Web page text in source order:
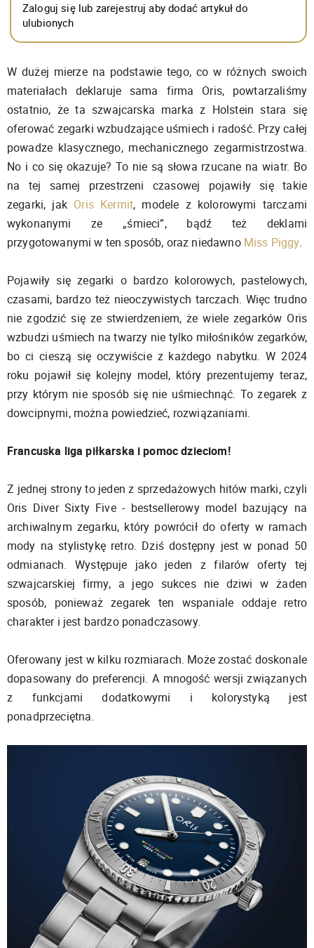
Zaloguj się lub zarejestruj aby dodać artykuł do
ulubionych
W dużej mierze na podstawie tego, co w różnych swoich
materiałach deklaruje sama firma Oris, powtarzaliśmy
ostatnio, że ta szwajcarska marka z Holstein stara się
oferować zegarki wzbudzające uśmiech i radość. Przy całej
powadze klasycznego, mechanicznego zegarmistrzostwa.
No i co się okazuje? To nie są słowa rzucane na wiatr. Bo
na tej samej przestrzeni czasowej pojawiły się takie
zegarki, jak Oris Kermit, modele z kolorowymi tarczami
wykonanymi ze „śmieci”, bądź też deklami
przygotowanymi w ten sposób, oraz niedawno Miss Piggy.
Pojawiły się zegarki o bardzo kolorowych, pastelowych,
czasami, bardzo też nieoczywistych tarczach. Więc trudno
nie zgodzić się ze stwierdzeniem, że wiele zegarków Oris
wzbudzi uśmiech na twarzy nie tylko miłośników zegarków,
bo ci cieszą się oczywiście z każdego nabytku. W 2024
roku pojawił się kolejny model, który prezentujemy teraz,
przy którym nie sposób się nie uśmiechnąć. To zegarek z
dowcipnymi, można powiedzieć, rozwiązaniami.
Francuska liga piłkarska i pomoc dzieciom!
Z jednej strony to jeden z sprzedażowych hitów marki, czyli
Oris Diver Sixty Five - bestsellerowy model bazujący na
archiwalnym zegarku, który powrócił do oferty w ramach
mody na stylistykę retro. Dziś dostępny jest w ponad 50
odmianach. Występuje jako jeden z filarów oferty tej
szwajcarskiej firmy, a jego sukces nie dziwi w żaden
sposób, ponieważ zegarek ten wspaniale oddaje retro
charakter i jest bardzo ponadczasowy.
Oferowany jest w kilku rozmiarach. Może zostać doskonale
dopasowany do preferencji. A mnogość wersji związanych
z funkcjami dodatkowymi i kolorystyką jest
ponadprzeciętna.